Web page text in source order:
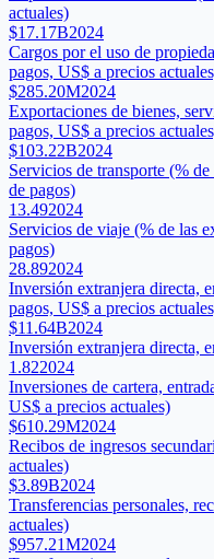
actuales)
$17.17B2024
Cargos por el uso de
pagos, US$ a precios
$285.20M2024
Exportaciones de bienes,
pagos, US$ a precios
$103.22B2024
Servicios de transporte (%
de pagos)
13.492024
Servicios de viaje (% de las
pagos)
28.892024
Inversión extranjera directa,
pagos, US$ a precios
$11.64B2024
Inversión extranjera directa,
1.822024
Inversiones de cartera,
US$ a precios actuales)
$610.29M2024
Recibos de ingresos
actuales)
$3.89B2024
Transferencias personales,
actuales)
$957.21M2024